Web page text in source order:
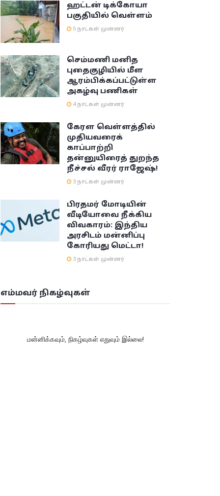
ஹட்டன் டிக்கோயா
பகுதியில் வெள்ளம்
5 நாட்கள் முன்னர்
செம்மணி மனித
புதைகுழியில் மீள
ஆரம்பிக்கப்பட்டுள்ள
அகழ்வு பணிகள்
4 நாட்கள் முன்னர்
கேரள வெள்ளத்தில்
முதியவரைக்
காப்பாற்றி
தன்னுயிரைத் துறந்த
நீச்சல் வீரர் ராஜேஷ்!
3 நாட்கள் முன்னர்
பிரதமர் மோடியின்
வீடியோவை நீக்கிய
விவகாரம்: இந்திய
அரசிடம் மன்னிப்பு
கோரியது மெட்டா!
3 நாட்கள் முன்னர்
எம்மவர் நிகழ்வுகள்
மன்னிக்கவும், நிகழ்வுகள் எதுவும் இல்லை!